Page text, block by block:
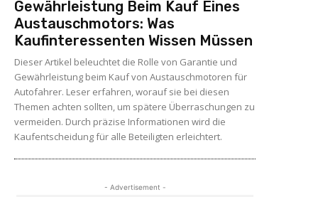
Gewährleistung Beim Kauf Eines
Austauschmotors: Was
Kaufinteressenten Wissen Müssen
Dieser Artikel beleuchtet die Rolle von Garantie und
Gewährleistung beim Kauf von Austauschmotoren für
Autofahrer. Leser erfahren, worauf sie bei diesen
Themen achten sollten, um spätere Überraschungen zu
vermeiden. Durch präzise Informationen wird die
Kaufentscheidung für alle Beteiligten erleichtert.
- Advertisement -